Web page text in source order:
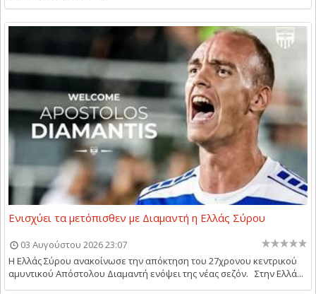
Ενισχύει τα μετόπισθεν με Διαμαντή η Ελλάς Σύρου
03 Αυγούστου 2026 23:07
Η Ελλάς Σύρου ανακοίνωσε την απόκτηση του 27χρονου κεντρικού
αμυντικού Απόστολου Διαμαντή ενόψει της νέας σεζόν. Στην Ελλά...